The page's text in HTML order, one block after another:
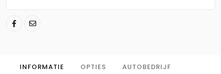
INFORMATIE OPTIES AUTOBEDRIJF